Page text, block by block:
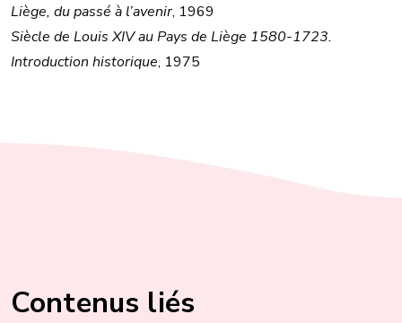
Liège, du passé à l’avenir, 1969
Siècle de Louis XIV au Pays de Liège 1580-1723.
Introduction historique, 1975
Contenus liés